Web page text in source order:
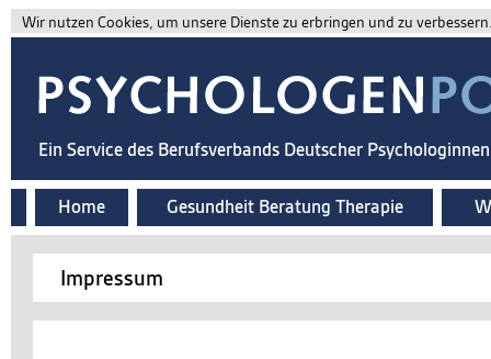
Wir nutzen Cookies, um unsere Dienste zu erbringen und zu
Ein Service des Berufsverbands Deutscher
Home Gesundheit Beratung Therapie
Impressum